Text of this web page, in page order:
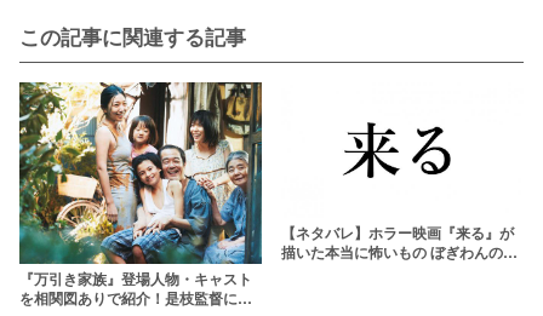
この記事に関連する記事
『万引き家族』登場人物・キャスト
を相関図ありで紹介！是枝監督に応
【ネタバレ】ホラー映画『来る』が
描いた本当に怖いもの ぼぎわんの正